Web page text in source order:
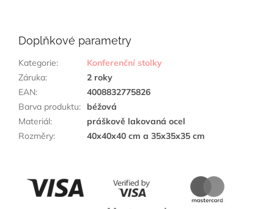
Doplňkové parametry
Kategorie:
Konferenční stolky
Záruka:
2 roky
EAN:
4008832775826
Barva produktu:
béžová
Materiál:
práškově lakovaná ocel
Rozměry: 40x40x40 cm a 35x35x35 cm